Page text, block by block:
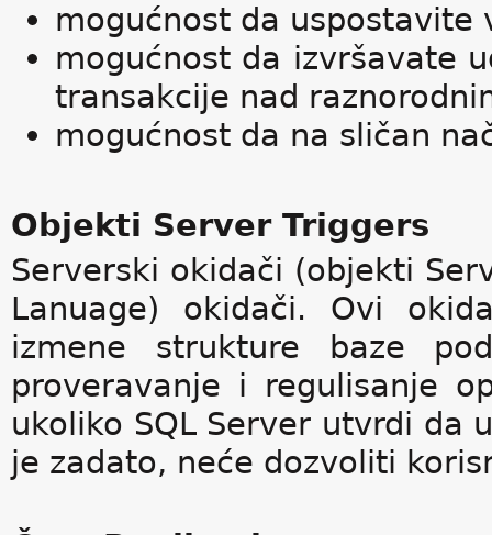
mogućnost da uspostavite
mogućnost da izvršavate
transakcije nad
mogućnost da na sličan
Objekti Server Triggers
Serverski okidači (objekti
Lanuage) okidači. Ovi
izmene strukture baze
proveravanje i regulisanje
ukoliko SQL Server utvrdi da
je zadato, neće dozvoliti